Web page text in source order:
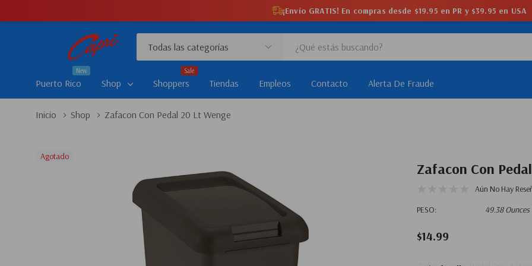
¡Envío GRATIS! En compras desde $19.95 en PR y $39.95 en USA
Todas
las
Buscar
Puerto Rico
New
Shop Shoppers
Sale
Tiendas Empleos Contacto Alerta De Fraude
Inicio Shop Zafacon Con Pedal 20 Lt Wenge
Agotado
Zafacon Con
Aún No Hay
PESO:
49.38 Ounces
$14.99